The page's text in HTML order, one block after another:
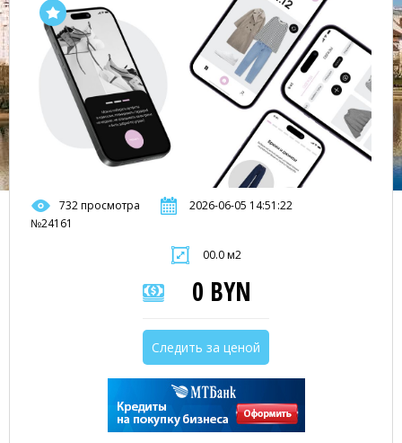
732 просмотра
2026-06-05 14:51:22
№24161
00.0 м2
0 BYN
Следить за ценой